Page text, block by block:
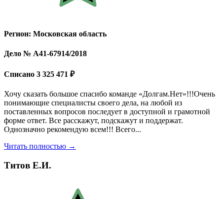
Регион: Московская область
Дело № А41-67914/2018
Списано 3 325 471 ₽
Хочу сказать большое спасибо команде «Долгам.Нет»!!!Очень
понимающие специалисты своего дела, на любой из
поставленных вопросов последует в доступной и грамотной
форме ответ. Все расскажут, подскажут и поддержат.
Однозначно рекомендую всем!!! Всего...
Читать полностью →
Титов Е.И.